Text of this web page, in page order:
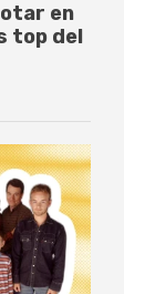
en
top del